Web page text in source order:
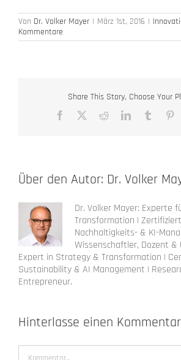
Von Dr. Volker Mayer | März 1st, 2016 |
Kommentare
Share This Story, Choose Your
Facebook RedditLinkedInTumblr
Über den Autor: Dr. Volker
Dr. Volker Mayer: Experte
Transformation |
Nachhaltigkeits- & KI-
Wissenschaftler, Dozent
Expert in Strategy & Transformation |
Sustainability & AI Management |
Entrepreneur.
Hinterlasse einen Kommentar